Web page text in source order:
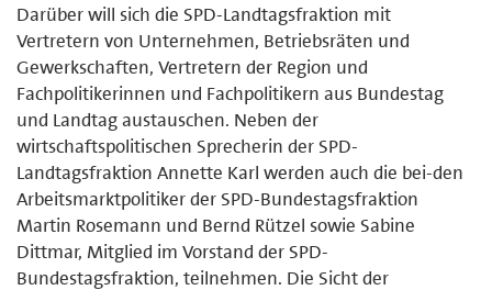
Darüber will sich die SPD-Landtagsfraktion mit
Vertretern von Unternehmen, Betriebsräten und
Gewerkschaften, Vertretern der Region und
Fachpolitikerinnen und Fachpolitikern aus Bundestag
und Landtag austauschen. Neben der
wirtschaftspolitischen Sprecherin der SPD-
Landtagsfraktion Annette Karl werden auch die bei-den
Arbeitsmarktpolitiker der SPD-Bundestagsfraktion
Martin Rosemann und Bernd Rützel sowie Sabine
Dittmar, Mitglied im Vorstand der SPD-
Bundestagsfraktion, teilnehmen. Die Sicht der